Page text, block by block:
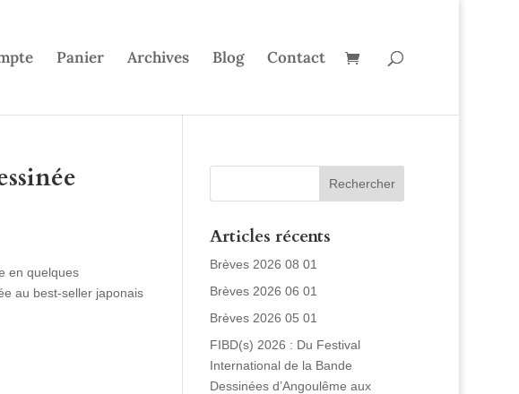
Panier Archives Blog Contact
en quelques
au best-seller japonais
Articles récents
Brèves 2026 08 01
Brèves 2026 06 01
Brèves 2026 05 01
FIBD(s) 2026 : Du Festival
International de la Bande
Dessinées d’Angoulême aux